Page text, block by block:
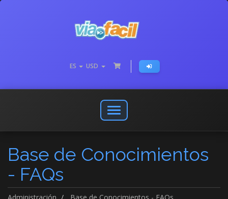
ES USD
Abrir
o
menú
de
Base de Conocimientos
- FAQs